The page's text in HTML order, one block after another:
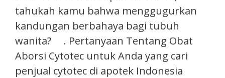
tahukah kamu bahwa menggugurkan
kandungan berbahaya bagi tubuh
wanita? . Pertanyaan Tentang Obat
Aborsi Cytotec untuk Anda yang cari
penjual cytotec di apotek Indonesia